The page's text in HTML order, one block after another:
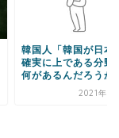
韓国人「日本の大学
ビー決勝の観客席の
をご覧ください（ﾌﾞ
2021年11